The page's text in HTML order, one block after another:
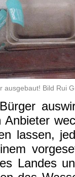
ausgebaut! Bild Rui
Anbieter
lassen,
Landes